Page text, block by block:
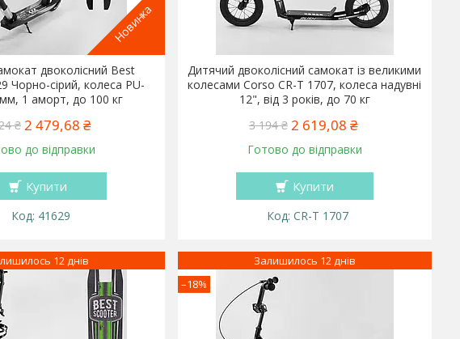
Новинка
двоколісний Best
Чорно-сірий, колеса PU-
1 аморт, до 100 кг
₴ 2 479,68 ₴
до відправки
Купити
41629
Дитячий двоколісний самокат із великими
колесами Corso CR-T 1707, колеса надувні
12", від 3 років, до 70 кг
3 194 ₴ 2 619,08 ₴
Готово до відправки
Купити
CR-T 1707
12 днів
–18%
Залишилось 12 днів